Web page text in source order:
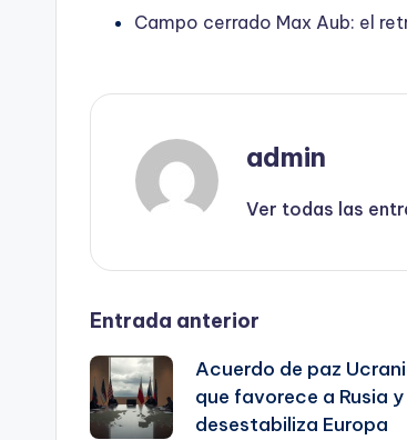
Campo cerrado Max Aub: el
admin
Ver todas las
Navegación
de
Entrada anterior
Acuerdo de paz
que favorece a Rusia y
desestabiliza Europa